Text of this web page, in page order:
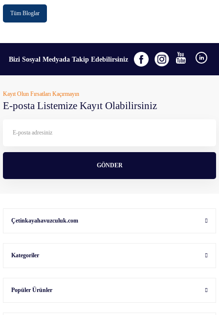
Tüm Bloglar
Bizi Sosyal Medyada Takip Edebilirsiniz
Kayıt Olun Fırsatları Kaçırmayın
E-posta Listemize Kayıt Olabilirsiniz
GÖNDER
Çetinkayahavuzculuk.com
Kategoriler
Popüler Ürünler